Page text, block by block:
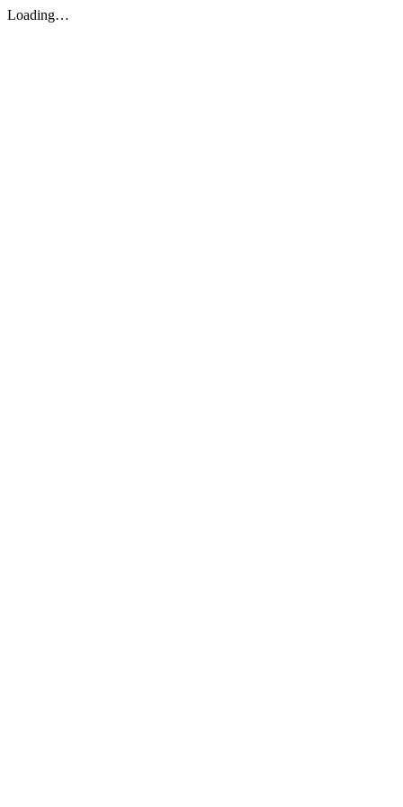
Loading…